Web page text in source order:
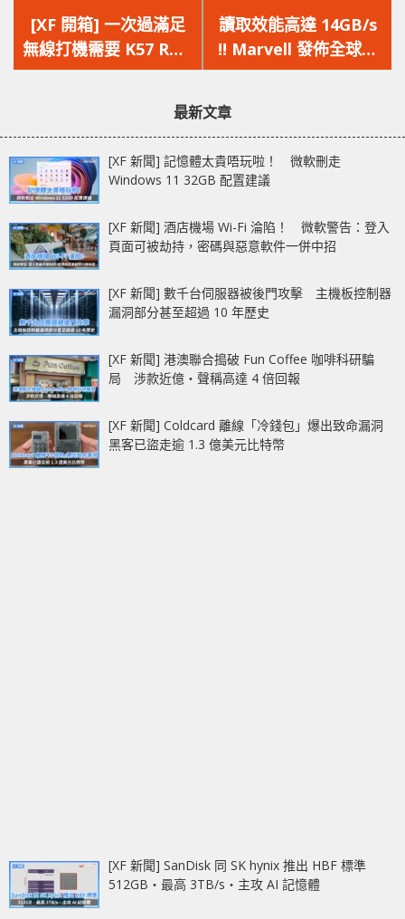
一
篇
文
[XF 開箱] 一次過滿足
無線打機需要 K57 RGB
無線鍵盤 + HARPOON
Wireless Gaming
一
篇
文
讀取效能高達 14GB/s
!! Marvell 發佈全球首
個 PCI-E 5.0 NVMe
最新文章
[XF 新聞] 記憶體太貴唔玩啦！ 微軟刪走
Windows 11 32GB 配置建議
[XF 新聞] 酒店機場 Wi-Fi 淪陷！ 微軟警告：登入
頁面可被劫持，密碼與惡意軟件一併中招
[XF 新聞] 數千台伺服器被後門攻擊 主機板控制器
漏洞部分甚至超過 10 年歷史
[XF 新聞] 港澳聯合搗破 Fun Coffee 咖啡科研騙
局 涉款近億‧聲稱高達 4 倍回報
[XF 新聞] Coldcard 離線「冷錢包」爆出致命漏洞
黑客已盜走逾 1.3 億美元比特幣
[XF 新聞] SanDisk 同 SK hynix 推出 HBF 標準
512GB‧最高 3TB/s‧主攻 AI 記憶體